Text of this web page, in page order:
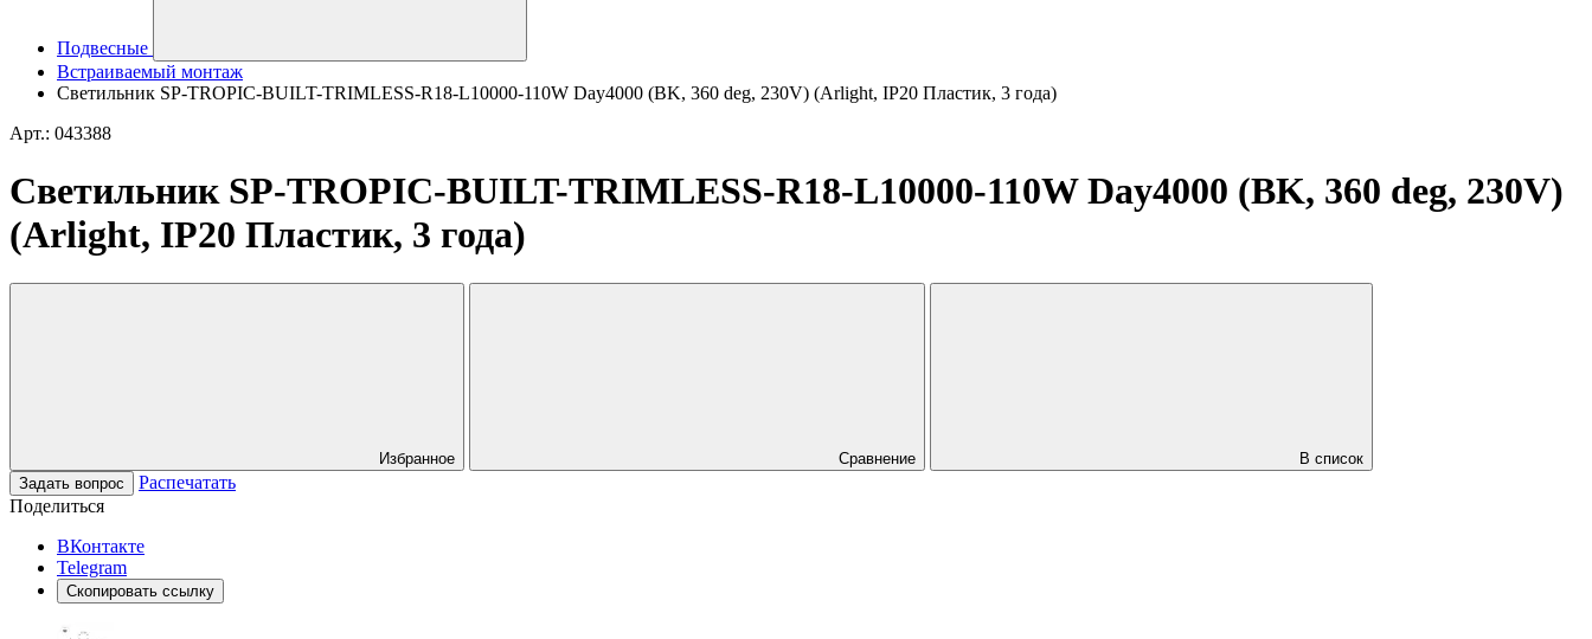
Подвесные
Встраиваемый монтаж
Светильник SP-TROPIC-BUILT-TRIMLESS-R18-L10000-110W Day4000 (BK, 360 deg, 230V) (Arlight, IP20 Пластик, 3 года)
Арт.: 043388
Светильник SP-TROPIC-BUILT-TRIMLESS-R18-L10000-110W Day4000 (BK, 360 deg, 230V)
(Arlight, IP20 Пластик, 3 года)
Избранное Сравнение
В список
Задать вопрос
Распечатать
Поделиться
ВКонтакте
Telegram
Скопировать ссылку